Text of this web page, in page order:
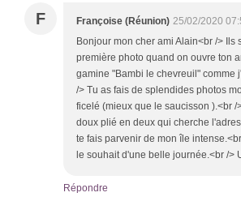
F Françoise (Réunion) 25/02/2020
Bonjour mon cher ami Alain<br />
première photo quand on ouvre ton
gamine "Bambi le chevreuil" comme
/> Tu as fais de splendides photos
ficelé (mieux que le saucisson ).<br
doux plié en deux qui cherche
te fais parvenir de mon île
le souhait d'une belle journée.<br />
Répondre